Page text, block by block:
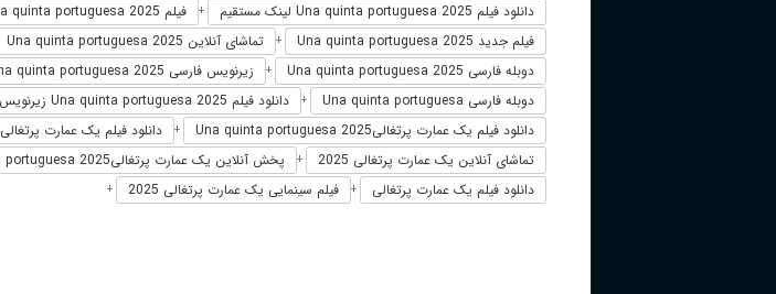
دانلود فیلم Una quinta portuguesa 2025 لینک مستقیم + فیلم Una quinta portuguesa 2025
فیلم جدید Una quinta portuguesa 2025 + تماشای آنلاین Una quinta portuguesa 2025
دوبله فارسی Una quinta portuguesa 2025 + زیرنویس فارسی Una quinta portuguesa 2025
دوبله فارسی Una quinta portuguesa + دانلود فیلم Una quinta portuguesa 2025 زیرنویس فارسی
دانلود فیلم یک عمارت پرتغالیUna quinta portuguesa 2025 + دانلود فیلم یک عمارت پرتغالی 2025
تماشای آنلاین یک عمارت پرتغالی 2025 + پخش آنلاین یک عمارت پرتغالیUna quinta portuguesa 2025
دانلود فیلم یک عمارت پرتغالی + فیلم سینمایی یک عمارت پرتغالی 2025 +